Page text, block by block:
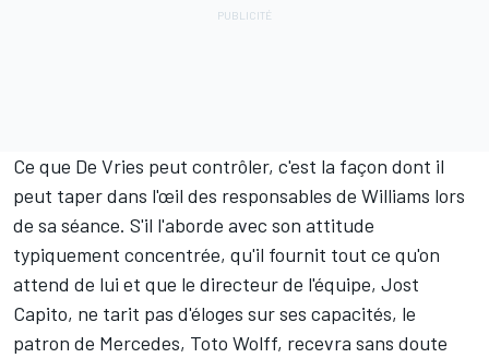
Ce que De Vries peut contrôler, c'est la façon dont il
peut taper dans l'œil des responsables de Williams lors
de sa séance. S'il l'aborde avec son attitude
typiquement concentrée, qu'il fournit tout ce qu'on
attend de lui et que le directeur de l'équipe, Jost
Capito, ne tarit pas d'éloges sur ses capacités, le
patron de Mercedes, Toto Wolff, recevra sans doute